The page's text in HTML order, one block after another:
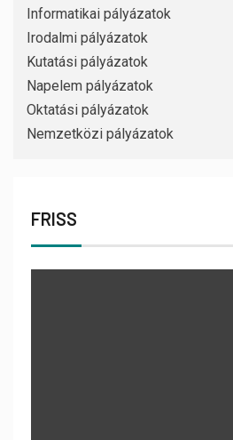
Informatikai pályázatok
Irodalmi pályázatok
Kutatási pályázatok
Napelem pályázatok
Oktatási pályázatok
Nemzetközi pályázatok
FRISS